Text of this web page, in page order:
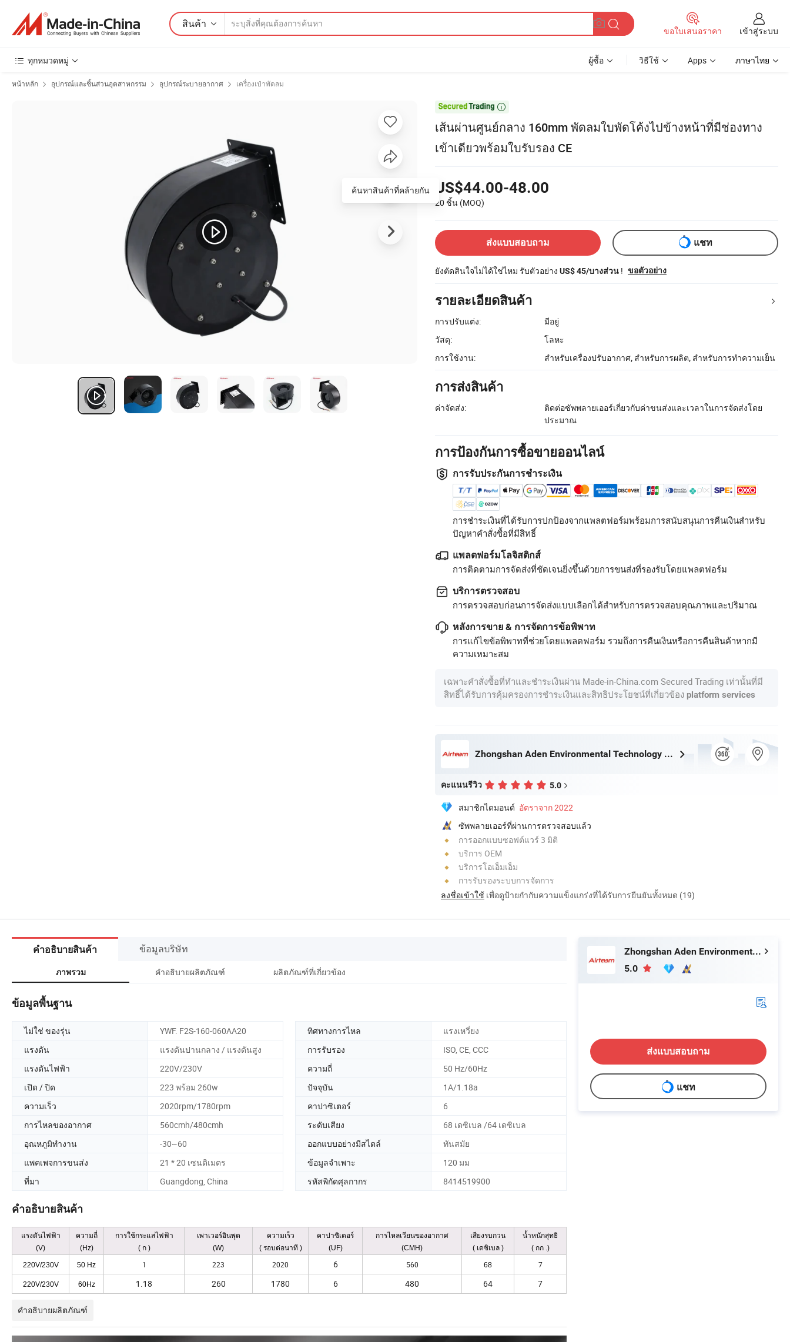
สินค้า
ขอใบเสนอราคา เข้าสู่ระบบ
ทุกหมวดหมู่ ผู้ซื้อ วิธีใช้ Apps ภาษาไทย
หน้าหลัก อุปกรณ์และชิ้นส่วนอุตสาหกรรม อุปกรณ์ระบายอากาศ เครื่องเป่าพัดลม

เส้นผ่านศูนย์กลาง 160mm พัดลมใบพัดโค้งไปข้างหน้าที่มีช่องทาง
เข้าเดียวพร้อมใบรับรอง CE
US$44.00-48.00
20 ชิ้น (MOQ)
ส่งแบบสอบถาม แชท
ยังตัดสินใจไม่ได้ใช่ไหม รับตัวอย่าง US$ 45/บางส่วน ! ขอตัวอย่าง
รายละเอียดสินค้า
การปรับแต่ง:
มีอยู่
วัสดุ:
โลหะ
การใช้งาน:
สำหรับเครื่องปรับอากาศ, สำหรับการผลิต, สำหรับการทำความเย็น
การส่งสินค้า
ค่าจัดส่ง:
ติดต่อซัพพลายเออร์เกี่ยวกับค่าขนส่งและเวลาในการจัดส่งโดย
ประมาณ
การป้องกันการซื้อขายออนไลน์
การรับประกันการชำระเงิน
การชำระเงินที่ได้รับการปกป้องจากแพลตฟอร์มพร้อมการสนับสนุนการคืนเงินสำหรับ
ปัญหาคำสั่งซื้อที่มีสิทธิ์
แพลตฟอร์มโลจิสติกส์
การติดตามการจัดส่งที่ชัดเจนยิ่งขึ้นด้วยการขนส่งที่รองรับโดยแพลตฟอร์ม
บริการตรวจสอบ
การตรวจสอบก่อนการจัดส่งแบบเลือกได้สำหรับการตรวจสอบคุณภาพและปริมาณ
หลังการขาย & การจัดการข้อพิพาท
การแก้ไขข้อพิพาทที่ช่วยโดยแพลตฟอร์ม รวมถึงการคืนเงินหรือการคืนสินค้าหากมี
ความเหมาะสม
เฉพาะคำสั่งซื้อที่ทำและชำระเงินผ่าน Made-in-China.com Secured Trading เท่านั้นที่มี
สิทธิ์ได้รับการคุ้มครองการชำระเงินและสิทธิประโยชน์ที่เกี่ยวข้อง platform services
Zhongshan Aden Environmental Technology Co., Ltd.
คะแนนรีวิว 5.0
สมาชิกไดมอนด์ อัตราจาก 2022
ซัพพลายเออร์ที่ผ่านการตรวจสอบแล้ว
การออกแบบซอฟต์แวร์ 3 มิติ
บริการ OEM
บริการโอเอ็มเอ็ม
การรับรองระบบการจัดการ
ลงชื่อเข้าใช้ เพื่อดูป้ายกำกับความแข็งแกร่งที่ได้รับการยืนยันทั้งหมด (19)
ค้นหาสินค้าที่คล้ายกัน
คำอธิบายสินค้า ข้อมูลบริษัท
ภาพรวม คำอธิบายผลิตภัณฑ์ ผลิตภัณฑ์ที่เกี่ยวข้อง
ข้อมูลพื้นฐาน
ไม่ใช่ ของรุ่น YWF. F2S-160-060AA20 ทิศทางการไหล
แรงเหวี่ยง
แรงดัน
แรงดันปานกลาง / แรงดันสูง การรับรอง
ISO, CE, CCC
แรงดันไฟฟ้า
220V/230V ความถี่
50 Hz/60Hz
เปิด / ปิด
223 พร้อม 260w ปัจจุบัน
1A/1.18a
ความเร็ว
2020rpm/1780rpm คาปาซิเตอร์
6
การไหลของอากาศ
560cmh/480cmh ระดับเสียง
68 เดซิเบล /64 เดซิเบล
อุณหภูมิทำงาน
-30~60 ออกแบบอย่างมีสไตล์
ทันสมัย
แพคเพจการขนส่ง
21 * 20 เซนติเมตร ข้อมูลจำเพาะ
120 มม
ที่มา
Guangdong, China รหัสพิกัดศุลกากร 8414519900
คำอธิบายสินค้า
แรงดันไฟฟ้า
(V)
ความถี่
(Hz)
การใช้กระแสไฟฟ้า
( ก )
เพาเวอร์อินพุต
(W)
ความเร็ว
( รอบต่อนาที )
คาปาซิเตอร์
(UF)
การไหลเวียนของอากาศ
(CMH)
เสียงรบกวน
( เดซิเบล )
น้ำหนักสุทธิ
( กก .)
220V/230V 50 Hz 1 223 2020 6 560 68 7
220V/230V 60Hz 1.18 260 1780 6 480 64 7
คำอธิบายผลิตภัณฑ์
Zhongshan Aden Environmental Technology Co., Ltd.
5.0
ส่งแบบสอบถาม
แชท